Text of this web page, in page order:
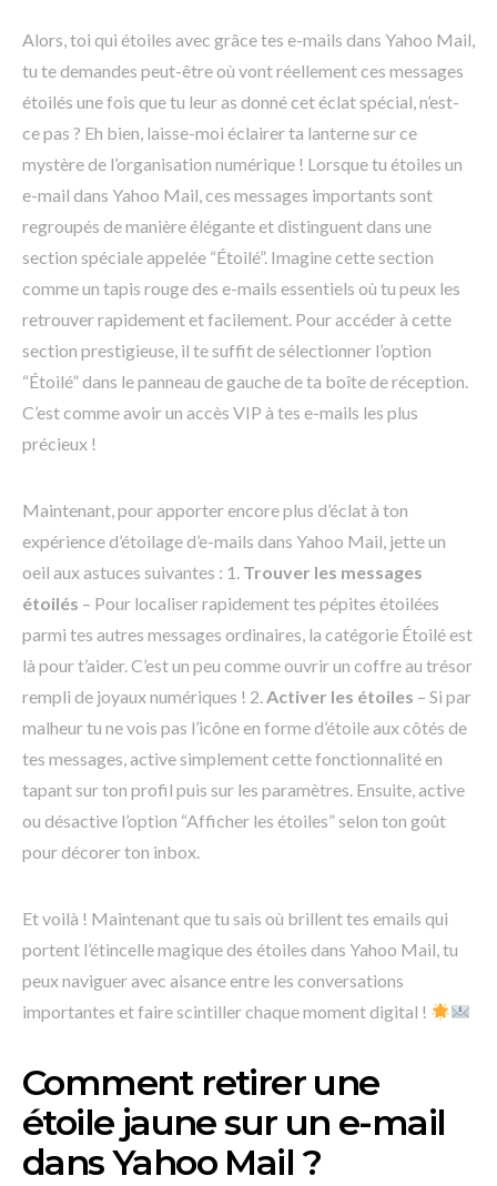
Alors, toi qui étoiles avec grâce tes e-mails dans Yahoo Mail,
tu te demandes peut-être où vont réellement ces messages
étoilés une fois que tu leur as donné cet éclat spécial, n’est-
ce pas ? Eh bien, laisse-moi éclairer ta lanterne sur ce
mystère de l’organisation numérique ! Lorsque tu étoiles un
e-mail dans Yahoo Mail, ces messages importants sont
regroupés de manière élégante et distinguent dans une
section spéciale appelée “Étoilé”. Imagine cette section
comme un tapis rouge des e-mails essentiels où tu peux les
retrouver rapidement et facilement. Pour accéder à cette
section prestigieuse, il te suffit de sélectionner l’option
“Étoilé” dans le panneau de gauche de ta boîte de réception.
C’est comme avoir un accès VIP à tes e-mails les plus
précieux !
Maintenant, pour apporter encore plus d’éclat à ton
expérience d’étoilage d’e-mails dans Yahoo Mail, jette un
oeil aux astuces suivantes : 1. Trouver les messages
étoilés – Pour localiser rapidement tes pépites étoilées
parmi tes autres messages ordinaires, la catégorie Étoilé est
là pour t’aider. C’est un peu comme ouvrir un coffre au trésor
rempli de joyaux numériques ! 2.Activer les étoiles – Si par
malheur tu ne vois pas l’icône en forme d’étoile aux côtés de
tes messages, active simplement cette fonctionnalité en
tapant sur ton profil puis sur les paramètres. Ensuite, active
ou désactive l’option “Afficher les étoiles” selon ton goût
pour décorer ton inbox.
Et voilà ! Maintenant que tu sais où brillent tes emails qui
portent l’étincelle magique des étoiles dans Yahoo Mail, tu
peux naviguer avec aisance entre les conversations
importantes et faire scintiller chaque moment digital !
Comment retirer une
étoile jaune sur un e-mail
dans Yahoo Mail ?